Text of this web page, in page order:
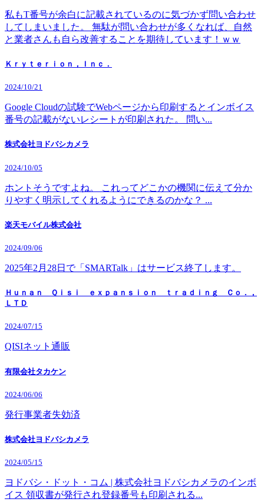
私もT番号が余白に記載されているのに気づかず問い合わせ
してしまいました。 無駄が問い合わせが多くなれば、自然
と業者さんも自ら改善することを期待しています！ｗｗ
Ｋｒｙｔｅｒｉｏｎ，Ｉｎｃ．
2024/10/21
Google Cloudの試験でWebページから印刷するとインボイス
番号の記載がないレシートが印刷された。 問い...
株式会社ヨドバシカメラ
2024/10/05
ホントそうですよね。 これってどこかの機関に伝えて分か
りやすく明示してくれるようにできるのかな？ ...
楽天モバイル株式会社
2024/09/06
2025年2月28日で「SMARTalk」はサービス終了します。
Ｈｕｎａｎ Ｑｉｓｉ ｅｘｐａｎｓｉｏｎ ｔｒａｄｉｎｇ Ｃｏ．，
ＬＴＤ
2024/07/15
QISIネット通販
有限会社タカケン
2024/06/06
発行事業者失効済
株式会社ヨドバシカメラ
2024/05/15
ヨドバシ・ドット・コム | 株式会社ヨドバシカメラのインボ
イス 領収書が発行され登録番号も印刷される...